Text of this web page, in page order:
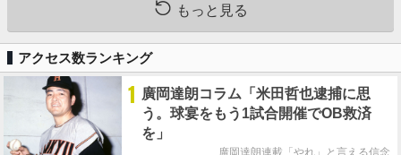
もっと見る
アクセス数ランキング
1 廣岡達朗コラム「米田哲也逮捕に思
う。球宴をもう1試合開催でOB救済
を」
廣岡達朗連載「やれ」と言える信念